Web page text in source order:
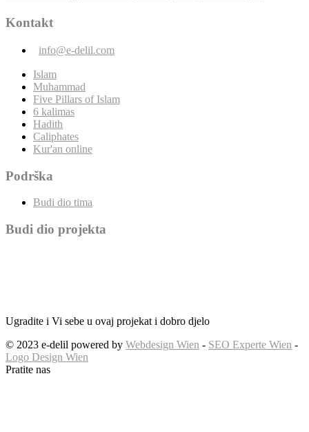
Kontakt
info@e-delil.com
Islam
Muhammad
Five Pillars of Islam
6 kalimas
Hadith
Caliphates
Kur'an online
Podrška
Budi dio tima
Budi dio projekta
Ugradite i Vi sebe u ovaj projekat i dobro djelo
© 2023 e-delil powered by Webdesign Wien - SEO Experte Wien -
Logo Design Wien
Pratite nas